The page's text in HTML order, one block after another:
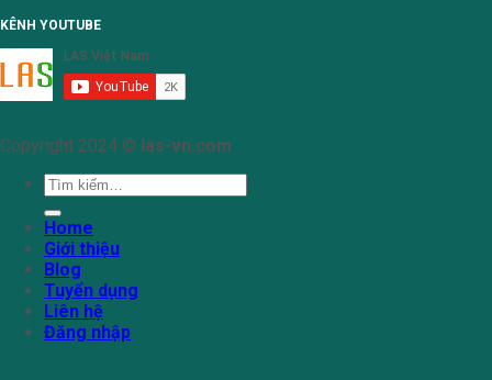
KÊNH YOUTUBE
Copyright 2024 © las-vn.com
Tìm
kiếm:
Home
Giới thiệu
Blog
Tuyển dụng
Liên hệ
Đăng nhập